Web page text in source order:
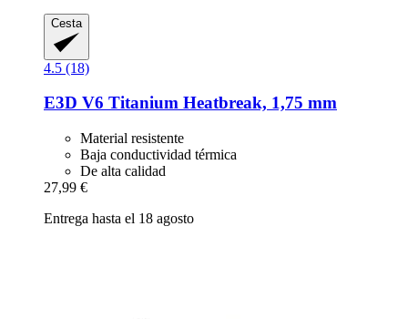
Cesta
4.5 (18)
E3D V6 Titanium Heatbreak, 1,75 mm
Material resistente
Baja conductividad térmica
De alta calidad
27,99 €
Entrega hasta el 18 agosto